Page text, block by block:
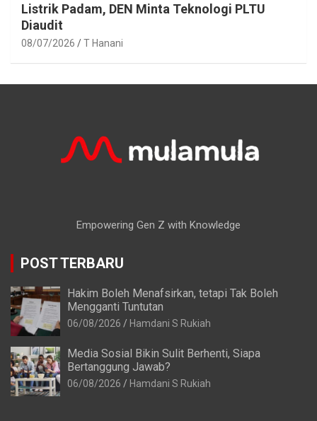
Listrik Padam, DEN Minta Teknologi PLTU
Diaudit
08/07/2026 T Hanani
Empowering Gen Z with Knowledge
POST TERBARU
Hakim Boleh Menafsirkan, tetapi Tak Boleh
Mengganti Tuntutan
06/08/2026 Hamdani S Rukiah
Media Sosial Bikin Sulit Berhenti, Siapa
Bertanggung Jawab?
06/08/2026 Hamdani S Rukiah